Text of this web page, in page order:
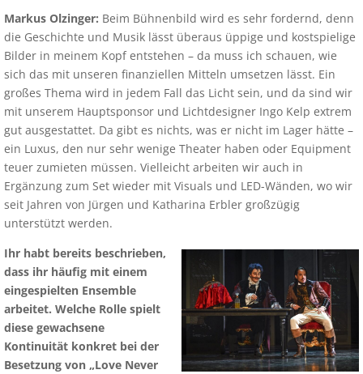
Markus Olzinger: Beim Bühnenbild wird es sehr fordernd, denn
die Geschichte und Musik lässt überaus üppige und kostspielige
Bilder in meinem Kopf entstehen – da muss ich schauen, wie
sich das mit unseren finanziellen Mitteln umsetzen lässt. Ein
großes Thema wird in jedem Fall das Licht sein, und da sind wir
mit unserem Hauptsponsor und Lichtdesigner Ingo Kelp extrem
gut ausgestattet. Da gibt es nichts, was er nicht im Lager hätte –
ein Luxus, den nur sehr wenige Theater haben oder Equipment
teuer zumieten müssen. Vielleicht arbeiten wir auch in
Ergänzung zum Set wieder mit Visuals und LED-Wänden, wo wir
seit Jahren von Jürgen und Katharina Erbler großzügig
unterstützt werden.
Ihr habt bereits beschrieben,
dass ihr häufig mit einem
eingespielten Ensemble
arbeitet. Welche Rolle spielt
diese gewachsene
Kontinuität konkret bei der
Besetzung von „Love Never